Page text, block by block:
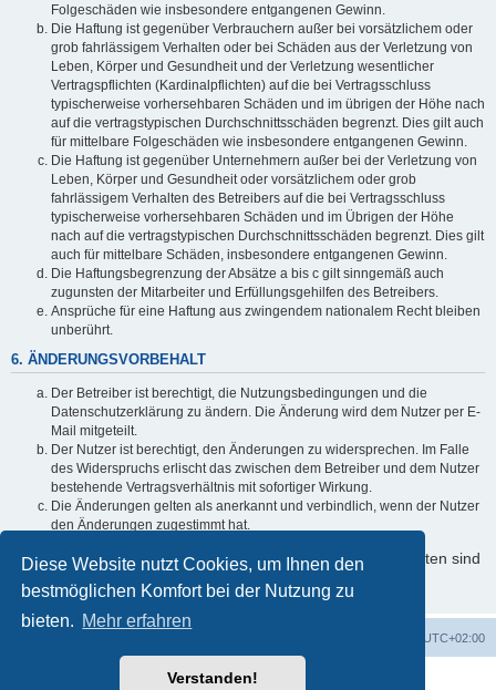
Diese Website nutzt Cookies, um Ihnen den
bestmöglichen Komfort bei der Nutzung zu
bieten. Mehr erfahren
Verstanden!
Folgeschäden wie insbesondere entgangenen Gewinn.
Die Haftung ist gegenüber Verbrauchern außer bei vorsätzlichem oder
grob fahrlässigem Verhalten oder bei Schäden aus der Verletzung von
Leben, Körper und Gesundheit und der Verletzung wesentlicher
Vertragspflichten (Kardinalpflichten) auf die bei Vertragsschluss
typischerweise vorhersehbaren Schäden und im übrigen der Höhe nach
auf die vertragstypischen Durchschnittsschäden begrenzt. Dies gilt auch
für mittelbare Folgeschäden wie insbesondere entgangenen Gewinn.
Die Haftung ist gegenüber Unternehmern außer bei der Verletzung von
Leben, Körper und Gesundheit oder vorsätzlichem oder grob
fahrlässigem Verhalten des Betreibers auf die bei Vertragsschluss
typischerweise vorhersehbaren Schäden und im Übrigen der Höhe
nach auf die vertragstypischen Durchschnittsschäden begrenzt. Dies gilt
auch für mittelbare Schäden, insbesondere entgangenen Gewinn.
Die Haftungsbegrenzung der Absätze a bis c gilt sinngemäß auch
zugunsten der Mitarbeiter und Erfüllungsgehilfen des Betreibers.
Ansprüche für eine Haftung aus zwingendem nationalem Recht bleiben
unberührt.
6. ÄNDERUNGSVORBEHALT
Der Betreiber ist berechtigt, die Nutzungsbedingungen und die
Datenschutzerklärung zu ändern. Die Änderung wird dem Nutzer per E-
Mail mitgeteilt.
Der Nutzer ist berechtigt, den Änderungen zu widersprechen. Im Falle
des Widerspruchs erlischt das zwischen dem Betreiber und dem Nutzer
bestehende Vertragsverhältnis mit sofortiger Wirkung.
Die Änderungen gelten als anerkannt und verbindlich, wenn der Nutzer
den Änderungen zugestimmt hat.
Informationen über den Umgang mit Ihren persönlichen Daten sind
in der Datenschutzerklärung enthalten.
UTC+02:00
Powered byphpBB® Forum Software © phpBB Limited